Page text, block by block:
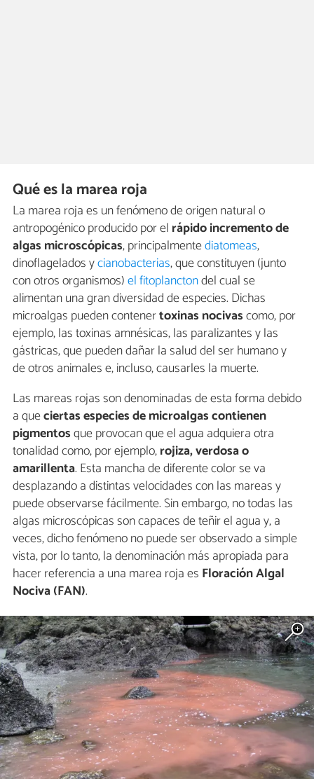
Qué es la marea roja
La marea roja es un fenómeno de origen natural o
antropogénico producido por el rápido incremento de
algas microscópicas, principalmentediatomeas,
dinoflagelados ycianobacterias, que constituyen (junto
con otros organismos)el fitoplanctondel cual se
alimentan una gran diversidad de especies. Dichas
microalgas pueden contenertoxinas nocivascomo, por
ejemplo, las toxinas amnésicas, las paralizantes y las
gástricas, que pueden dañar la salud del ser humano y
de otros animales e, incluso, causarles la muerte.
Las mareas rojas son denominadas de esta forma debido
a queciertas especies de microalgas contienen
pigmentosque provocan que el agua adquiera otra
tonalidad como, por ejemplo,rojiza, verdosa o
amarillenta. Esta mancha de diferente color se va
desplazando a distintas velocidades con las mareas y
puede observarse fácilmente. Sin embargo, no todas las
algas microscópicas son capaces de teñir el agua y, a
veces, dicho fenómeno no puede ser observado a simple
vista, por lo tanto, la denominación más apropiada para
hacer referencia a una marea roja es Floración Algal
Nociva (FAN).